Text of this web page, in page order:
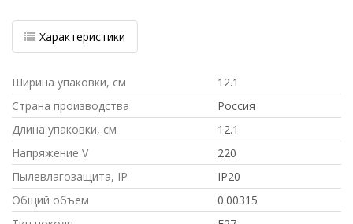
Характеристики
Ширина упаковки, см
12.1
Страна производства
Россия
Длина упаковки, см
12.1
Напряжение V
220
Пылевлагозащита, IP
IP20
Общий объем
0.00315